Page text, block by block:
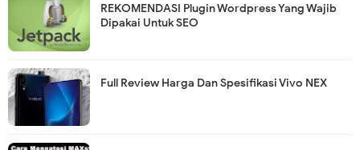
REKOMENDASI Plugin Wordpress Yang Wajib
Dipakai Untuk SEO
Full Review Harga Dan Spesifikasi Vivo NEX